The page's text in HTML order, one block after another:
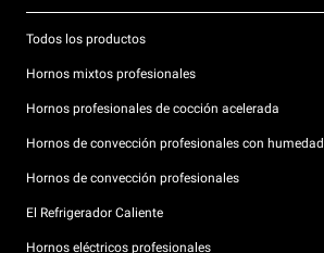
Todos los productos
Hornos mixtos profesionales
Hornos profesionales de cocción acelerada
Hornos de convección profesionales con humedad
Hornos de convección profesionales
El Refrigerador Caliente
Hornos eléctricos profesionales